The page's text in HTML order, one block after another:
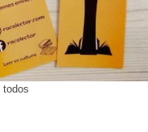
todos